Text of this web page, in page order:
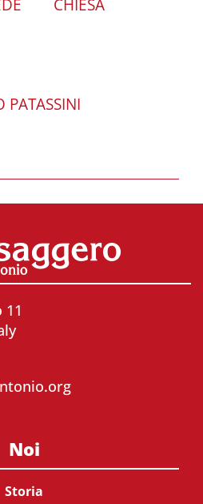
CHIESA
PATASSINI
Noi
Storia